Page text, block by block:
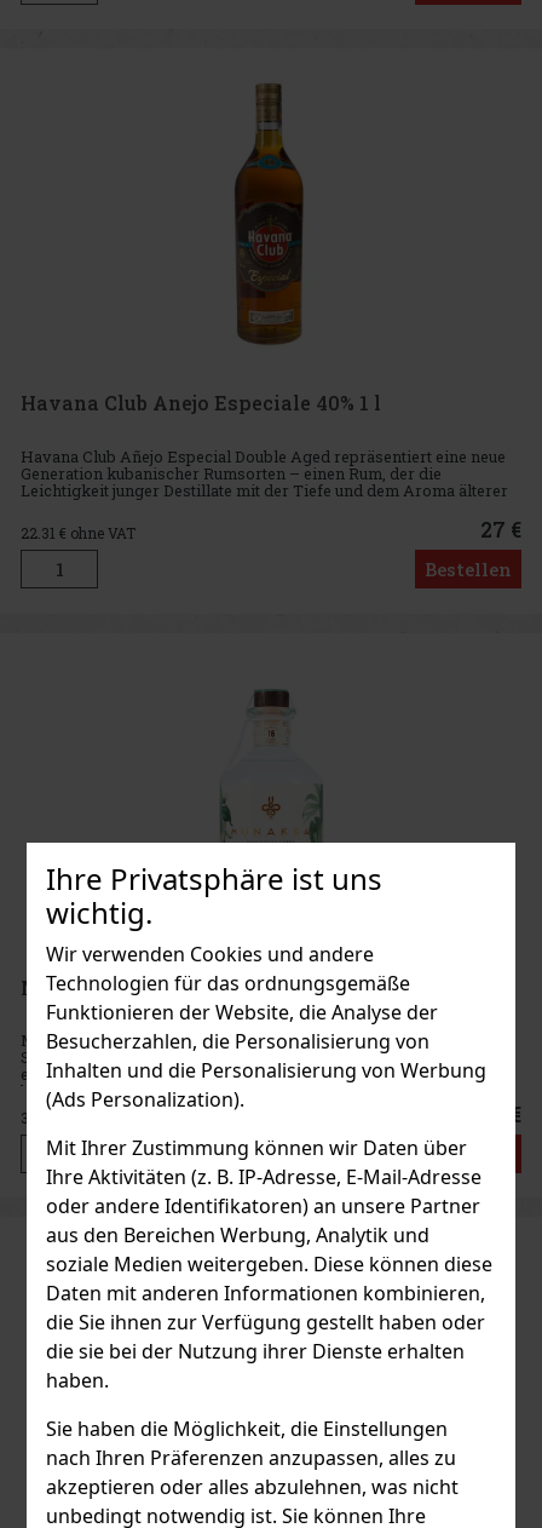
Ihre Privatsphäre ist uns
wichtig.
Wir verwenden Cookies und andere
Technologien für das ordnungsgemäße
Funktionieren der Website, die Analyse der
Besucherzahlen, die Personalisierung von
Inhalten und die Personalisierung von Werbung
(Ads Personalization).
Mit Ihrer Zustimmung können wir Daten über
Ihre Aktivitäten (z. B. IP-Adresse, E-Mail-Adresse
oder andere Identifikatoren) an unsere Partner
aus den Bereichen Werbung, Analytik und
soziale Medien weitergeben. Diese können diese
Daten mit anderen Informationen kombinieren,
die Sie ihnen zur Verfügung gestellt haben oder
die sie bei der Nutzung ihrer Dienste erhalten
haben.
Sie haben die Möglichkeit, die Einstellungen
nach Ihren Präferenzen anzupassen, alles zu
akzeptieren oder alles abzulehnen, was nicht
unbedingt notwendig ist. Sie können Ihre
Havana Club Anejo Especiale 40% 1 l
Havana Club Añejo Especial Double Aged repräsentiert eine neue
Generation kubanischer Rumsorten – einen Rum, der die
Leichtigkeit junger Destillate mit der Tiefe und dem Aroma älterer
Rumsorten verbindet. Der Maestro Ronero wählt sorgfältig Fässer
mi
22.31 € ohne VAT 27 €
Bestellen
MUNAKRA Rum & Botanicals White 40% 0,5 l
MUNAKRA Rum & Botanicals White ist ein origineller
Spirituosengetränk, der die Welt des Rums und der Botanicals zu
einer frischen, blumig-fruchtigen Komposition vereint. Die Marke
beschreibt ihn als Ode an die Natur – und genau so wirkt er auch i
31.40 38 €
Bestellen